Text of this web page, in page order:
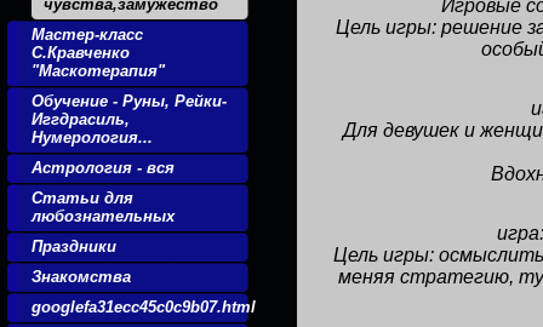
чувства,замужество
Мастер-класс
С.Кравченко
"Маскотерапия"
Обучение - Руны, Рейки-
Иггдрасиль,
Нумерология...
Астрология - вся
Статьи для
любознательных
Праздники
Знакомства
googlefa31ecc45c0c9b07.html
Игровые
Цель игры: решение
Для девушек и
Цель игры:
меняя стратегию,